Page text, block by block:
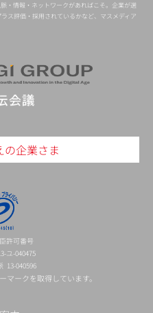
・情報・ネットワークがあればこそ。企業が選
ス評価・採用されているかなど、マスメディア
の企業さま
許可番号
ユ-040475
13-040596
マークを取得しています。